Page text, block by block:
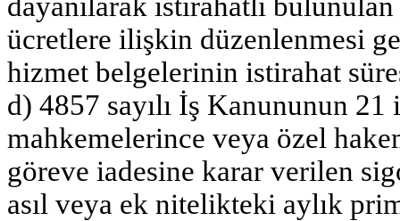
ücretlere ilişkin düzenlenmesi
hizmet belgelerinin istirahat
d) 4857 sayılı İş Kanununun
mahkemelerince veya özel
göreve iadesine karar verilen
asıl veya ek nitelikteki aylık